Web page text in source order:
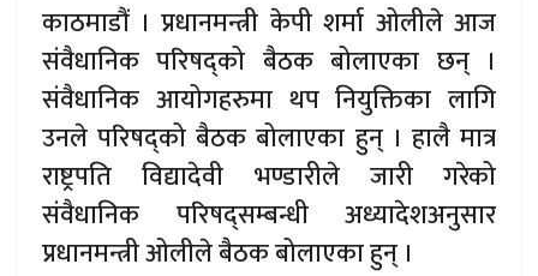
काठमाडौं । प्रधानमन्त्री केपी शर्मा ओलीले आज
संवैधानिक परिषद्को बैठक बोलाएका छन् ।
संवैधानिक आयोगहरुमा थप नियुक्तिका लागि
उनले परिषद्को बैठक बोलाएका हुन् । हालै मात्र
राष्ट्रपति विद्यादेवी भण्डारीले जारी गरेको
संवैधानिक परिषद्सम्बन्धी अध्यादेशअनुसार
प्रधानमन्त्री ओलीले बैठक बोलाएका हुन् ।